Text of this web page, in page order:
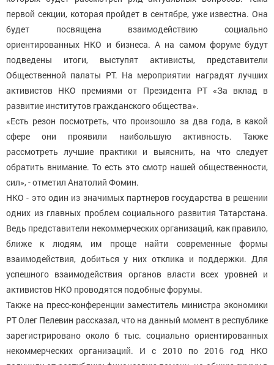
первой секции, которая пройдет в сентябре, уже известна. Она
будет посвящена взаимодействию социально
ориентированных НКО и бизнеса. А на самом форуме будут
подведены итоги, выступят активисты, представители
Общественной палаты РТ. На мероприятии наградят лучших
активистов НКО премиями от Президента РТ «За вклад в
развитие институтов гражданского общества».
«Есть резон посмотреть, что произошло за два года, в какой
сфере они проявили наибольшую активность. Также
рассмотреть лучшие практики и выяснить, на что следует
обратить внимание. То есть это смотр нашей общественности,
сил», - отметил Анатолий Фомин.
НКО - это один из значимых партнеров государства в решении
одних из главных проблем социального развития Татарстана.
Ведь представители некоммерческих организаций, как правило,
ближе к людям, им проще найти современные формы
взаимодействия, добиться у них отклика и поддержки. Для
успешного взаимодействия органов власти всех уровней и
активистов НКО проводятся подобные форумы.
Также на пресс-конференции заместитель министра экономики
РТ Олег Пелевин рассказал, что на данный момент в республике
зарегистрировано около 6 тыс. социально ориентированных
некоммерческих организаций. И с 2010 по 2016 год НКО